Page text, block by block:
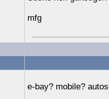
mfg
e-bay? mobile?